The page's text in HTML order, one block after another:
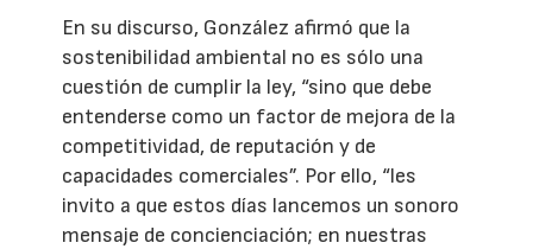
En su discurso, González afirmó que la
sostenibilidad ambiental no es sólo una
cuestión de cumplir la ley, “sino que debe
entenderse como un factor de mejora de la
competitividad, de reputación y de
capacidades comerciales”. Por ello, “les
invito a que estos días lancemos un sonoro
mensaje de concienciación; en nuestras